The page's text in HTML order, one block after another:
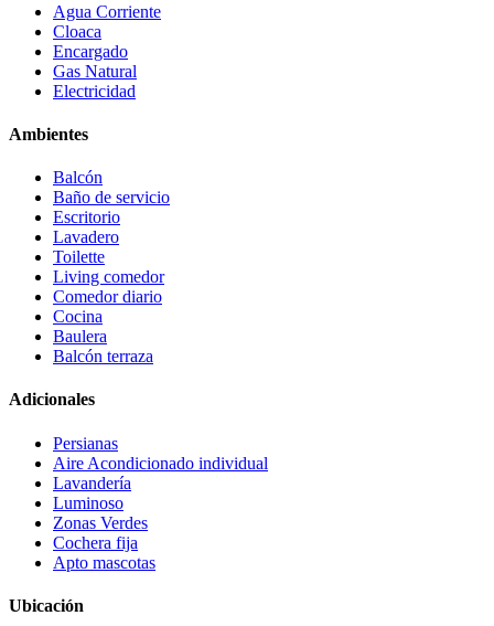
Agua Corriente
Cloaca
Encargado
Gas Natural
Electricidad
Ambientes
Balcón
Baño de servicio
Escritorio
Lavadero
Toilette
Living comedor
Comedor diario
Cocina
Baulera
Balcón terraza
Adicionales
Persianas
Aire Acondicionado individual
Lavandería
Luminoso
Zonas Verdes
Cochera fija
Apto mascotas
Ubicación